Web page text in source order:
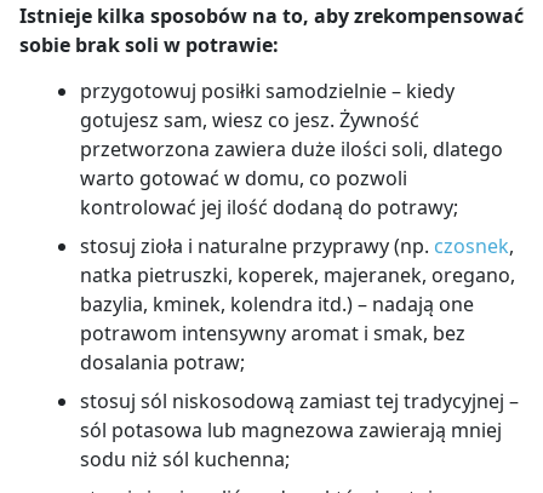
Istnieje kilka sposobów na to, aby zrekompensować
sobie brak soli w potrawie:
przygotowuj posiłki samodzielnie – kiedy
gotujesz sam, wiesz co jesz. Żywność
przetworzona zawiera duże ilości soli, dlatego
warto gotować w domu, co pozwoli
kontrolować jej ilość dodaną do potrawy;
stosuj zioła i naturalne przyprawy (np. czosnek,
natka pietruszki, koperek, majeranek, oregano,
bazylia, kminek, kolendra itd.) – nadają one
potrawom intensywny aromat i smak, bez
dosalania potraw;
stosuj sól niskosodową zamiast tej tradycyjnej –
sól potasowa lub magnezowa zawierają mniej
sodu niż sól kuchenna;